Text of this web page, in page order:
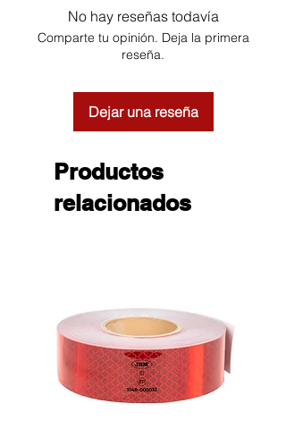
No hay reseñas todavía
Comparte tu opinión. Deja la primera
reseña.
Dejar una reseña
Productos
relacionados